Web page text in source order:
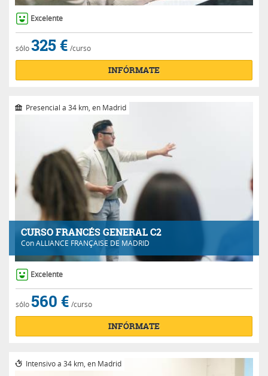
Excelente
sólo325 € /curso
INFÓRMATE
CURSO FRANCÉS GENERAL C2
ConALLIANCE FRANÇAISE DE MADRID
Presencial a 34 km, en Madrid
Excelente
sólo 560 € /curso
INFÓRMATE
Intensivo a 34 km, en Madrid